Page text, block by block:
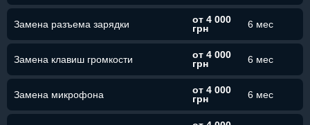
Замена разъема зарядки
от 4 000
грн
6 мес
Замена клавиш громкости
от 4 000
грн
6 мес
Замена микрофона
от 4 000
грн
6 мес